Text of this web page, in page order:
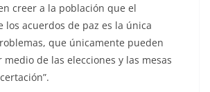
creer a la población que el
acuerdos de paz es la única
que únicamente pueden
de las elecciones y las mesas